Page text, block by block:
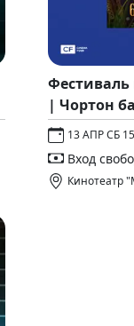
| Чортон
13 АПР СБ
Вход
Кинотеатр